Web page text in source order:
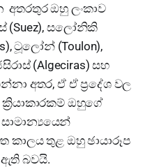
ඔහු ලංකාව
(Suez), සලෝනිකි
ටූලෝන් (Toulon),
(Algeciras) සහ
අතර, ඒ ඒ ප්‍රදේශ වල
ඔහුගේ
කාලය තුළ ඔහු ඡායාරූප
ඇති බවයි.